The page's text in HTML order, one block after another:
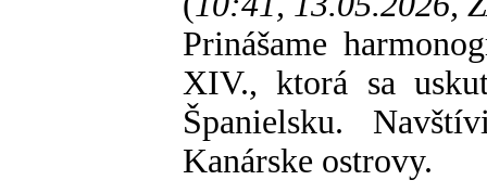
Prinášame
XIV., ktorá sa
Španielsku.
Kanárske ostrovy.